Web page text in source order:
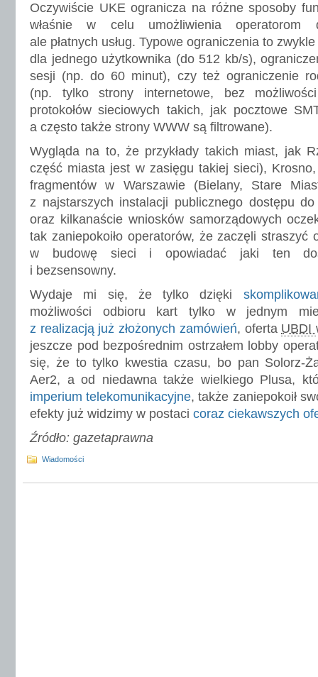
Oczywiście UKE ogranicza na różne sposoby
właśnie w celu umożliwienia operatorom
ale płatnych usług. Typowe ograniczenia to
dla jednego użytkownika (do 512 kb/s),
sesji (np. do 60 minut), czy też ograniczenie
(np. tylko strony internetowe, bez
protokołów sieciowych takich, jak pocztowe
a często także strony WWW są filtrowane).
Wygląda na to, że przykłady takich miast, jak
część miasta jest w zasięgu takiej sieci),
fragmentów w Warszawie (Bielany, Stare
z najstarszych instalacji publicznego dostępu
oraz kilkanaście wniosków samorządowych
tak zaniepokoiło operatorów, że zaczęli straszyć
w budowę sieci i opowiadać jaki ten
i bezsensowny.
Wydaje mi się, że tylko dzięki
możliwości odbioru kart tylko w jednym
z realizacją już złożonych zamówień, oferta UBDI
jeszcze pod bezpośrednim ostrzałem lobby
się, że to tylko kwestia czasu, bo pan Solorz-
Aer2, a od niedawna także wielkiego Plusa,
imperium telekomunikacyjne, także zaniepokoił
efekty już widzimy w postaci coraz ciekawszych
Źródło: gazetaprawna
Wiadomości